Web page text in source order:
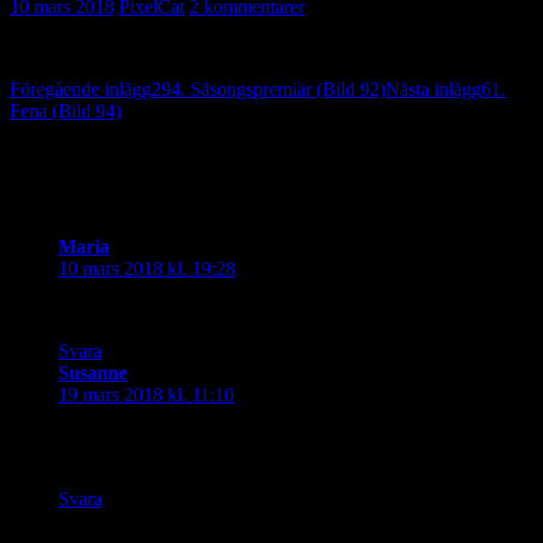
10 mars 2018 PixelCat 2 kommentarer
Inläggsnavigering
Föregående inlägg294. Säsongspremiär (Bild 92)Nästa inlägg61.
Fena (Bild 94)
Maria
10 mars 2018 kl. 19:28
Svara
Susanne
19 mars 2018 kl. 11:10
Svara